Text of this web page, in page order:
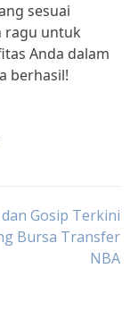
sesuai
ragu untuk
Anda dalam
berhasil!
Gosip Terkini
Bursa Transfer
NBA